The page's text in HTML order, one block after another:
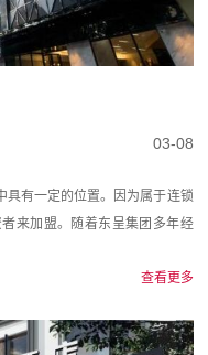
03-08
具有一定的位置。因为属于连锁
来加盟。随着东呈集团多年经
查看更多